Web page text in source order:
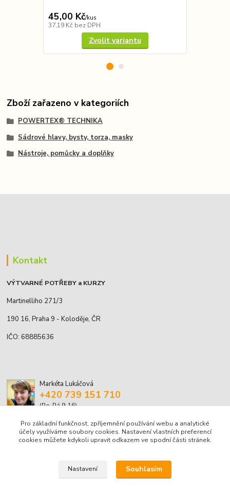
45,00 Kč/kus
37,19 Kč bez DPH
Zvolit variantu
Zboží zařazeno v kategoriích
POWERTEX® TECHNIKA
Sádrové hlavy, bysty, torza, masky
Nástroje, pomůcky a doplňky
Kontakt
VÝTVARNÉ POTŘEBY a KURZY
Martinelliho 271/3
190 16, Praha 9 - Koloděje, ČR
IČO: 68885636
Markéta Lukáčová
+420 739 151 710
(Po-Pá 9-16)
marketa.lukacova@volny.cz
Pro základní funkčnost, zpříjemnění používání webu a analytické
účely využíváme soubory cookies. Nastavení vlastních preferencí
cookies můžete kdykoli upravit odkazem ve spodní části stránek.
Nastavení Souhlasím